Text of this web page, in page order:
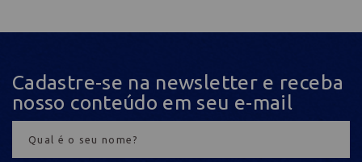
Cadastre-se na newsletter e receba
nosso conteúdo em seu e-mail